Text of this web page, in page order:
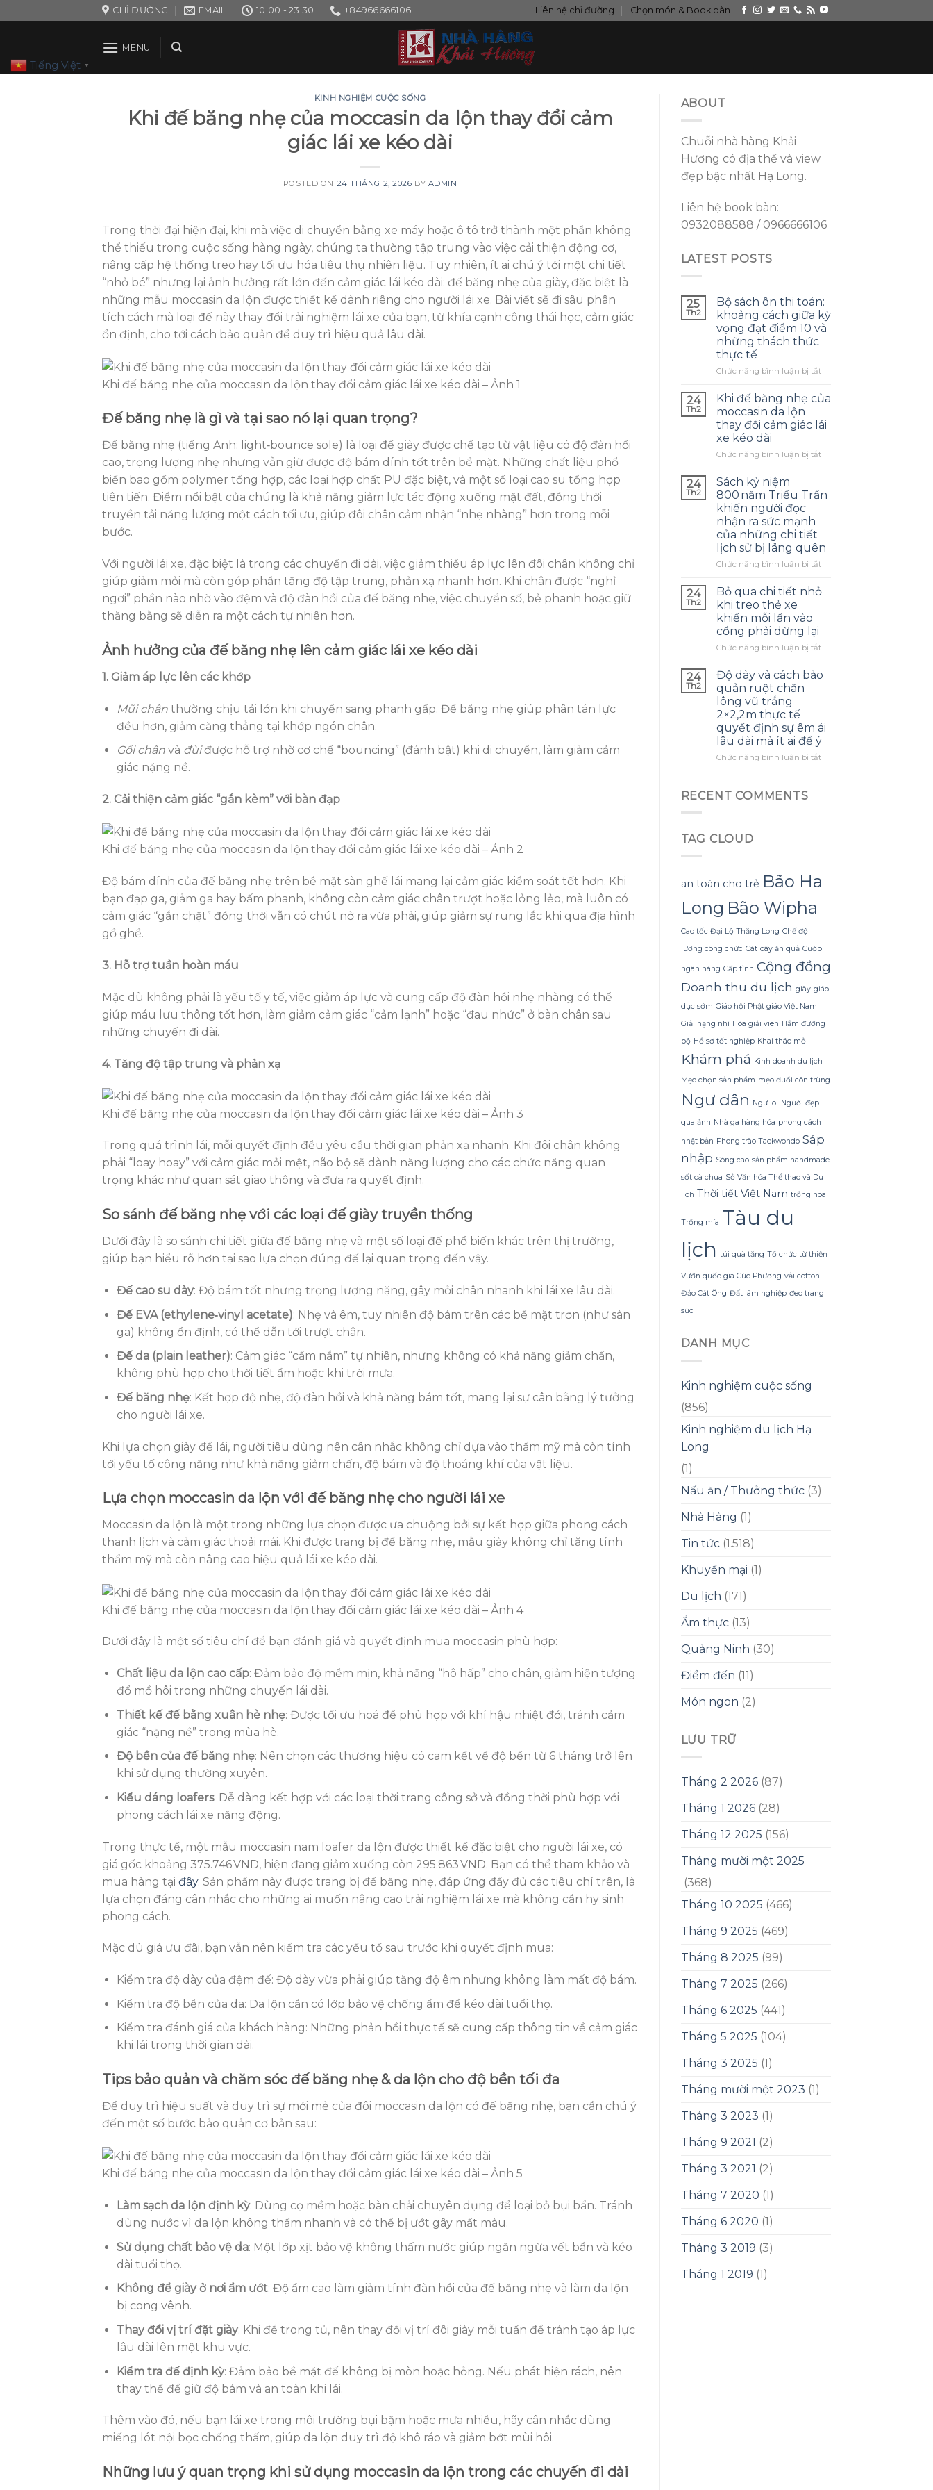
to
CHỈ ĐƯỜNG EMAIL 10:00 - 23:30 +84966666106 Liên hệ chỉ đường Chọn món & Book bàn
MENU
KINH NGHIỆM CUỘC SỐNG
Khi đế băng nhẹ của moccasin da lộn thay đổi cảm
giác lái xe kéo dài
POSTED ON 24 THÁNG 2, 2026 BY ADMIN
Trong thời đại hiện đại, khi mà việc di chuyển bằng xe máy hoặc ô tô trở thành một phần không
thể thiếu trong cuộc sống hàng ngày, chúng ta thường tập trung vào việc cải thiện động cơ,
nâng cấp hệ thống treo hay tối ưu hóa tiêu thụ nhiên liệu. Tuy nhiên, ít ai chú ý tới một chi tiết
“nhỏ bé” nhưng lại ảnh hưởng rất lớn đến cảm giác lái kéo dài: đế băng nhẹ của giày, đặc biệt là
những mẫu moccasin da lộn được thiết kế dành riêng cho người lái xe. Bài viết sẽ đi sâu phân
tích cách mà loại đế này thay đổi trải nghiệm lái xe của bạn, từ khía cạnh công thái học, cảm giác
ổn định, cho tới cách bảo quản để duy trì hiệu quả lâu dài.
Khi đế băng nhẹ của moccasin da lộn thay đổi cảm giác lái xe kéo dài – Ảnh 1
Đế băng nhẹ là gì và tại sao nó lại quan trọng?
Đế băng nhẹ (tiếng Anh: light‑bounce sole) là loại đế giày được chế tạo từ vật liệu có độ đàn hồi
cao, trọng lượng nhẹ nhưng vẫn giữ được độ bám dính tốt trên bề mặt. Những chất liệu phổ
biến bao gồm polymer tổng hợp, các loại hợp chất PU đặc biệt, và một số loại cao su tổng hợp
tiên tiến. Điểm nổi bật của chúng là khả năng giảm lực tác động xuống mặt đất, đồng thời
truyền tải năng lượng một cách tối ưu, giúp đôi chân cảm nhận “nhẹ nhàng” hơn trong mỗi
bước.
Với người lái xe, đặc biệt là trong các chuyến đi dài, việc giảm thiểu áp lực lên đôi chân không chỉ
giúp giảm mỏi mà còn góp phần tăng độ tập trung, phản xạ nhanh hơn. Khi chân được “nghỉ
ngơi” phần nào nhờ vào đệm và độ đàn hồi của đế băng nhẹ, việc chuyển số, bẻ phanh hoặc giữ
thăng bằng sẽ diễn ra một cách tự nhiên hơn.
Ảnh hưởng của đế băng nhẹ lên cảm giác lái xe kéo dài
1. Giảm áp lực lên các khớp
Mũi chânthường chịu tải lớn khi chuyển sang phanh gấp. Đế băng nhẹ giúp phân tán lực
đều hơn, giảm căng thẳng tại khớp ngón chân.
Gối chânvà đùiđược hỗ trợ nhờ cơ chế “bouncing” (đánh bật) khi di chuyển, làm giảm cảm
giác nặng nề.
2. Cải thiện cảm giác “gắn kèm” với bàn đạp
Khi đế băng nhẹ của moccasin da lộn thay đổi cảm giác lái xe kéo dài – Ảnh 2
Độ bám dính của đế băng nhẹ trên bề mặt sàn ghế lái mang lại cảm giác kiểm soát tốt hơn. Khi
bạn đạp ga, giảm ga hay bấm phanh, không còn cảm giác chân trượt hoặc lỏng lẻo, mà luôn có
cảm giác “gắn chặt” đồng thời vẫn có chút nở ra vừa phải, giúp giảm sự rung lắc khi qua địa hình
gồ ghề.
3. Hỗ trợ tuần hoàn máu
Mặc dù không phải là yếu tố y tế, việc giảm áp lực và cung cấp độ đàn hồi nhẹ nhàng có thể
giúp máu lưu thông tốt hơn, làm giảm cảm giác “cảm lạnh” hoặc “đau nhức” ở bàn chân sau
những chuyến đi dài.
4. Tăng độ tập trung và phản xạ
Khi đế băng nhẹ của moccasin da lộn thay đổi cảm giác lái xe kéo dài – Ảnh 3
Trong quá trình lái, mỗi quyết định đều yêu cầu thời gian phản xạ nhanh. Khi đôi chân không
phải “loay hoay” với cảm giác mỏi mệt, não bộ sẽ dành năng lượng cho các chức năng quan
trọng khác như quan sát giao thông và đưa ra quyết định.
So sánh đế băng nhẹ với các loại đế giày truyền thống
Dưới đây là so sánh chi tiết giữa đế băng nhẹ và một số loại đế phổ biến khác trên thị trường,
giúp bạn hiểu rõ hơn tại sao lựa chọn đúng đế lại quan trọng đến vậy.
Đế cao su dày: Độ bám tốt nhưng trọng lượng nặng, gây mỏi chân nhanh khi lái xe lâu dài.
Đế EVA (ethylene‑vinyl acetate): Nhẹ và êm, tuy nhiên độ bám trên các bề mặt trơn (như sàn
ga) không ổn định, có thể dẫn tới trượt chân.
Đế da (plain leather): Cảm giác “cầm nắm” tự nhiên, nhưng không có khả năng giảm chấn,
không phù hợp cho thời tiết ẩm hoặc khi trời mưa.
Đế băng nhẹ: Kết hợp độ nhẹ, độ đàn hồi và khả năng bám tốt, mang lại sự cân bằng lý tưởng
cho người lái xe.
Khi lựa chọn giày để lái, người tiêu dùng nên cân nhắc không chỉ dựa vào thẩm mỹ mà còn tính
tới yếu tố công năng như khả năng giảm chấn, độ bám và độ thoáng khí của vật liệu.
Lựa chọn moccasin da lộn với đế băng nhẹ cho người lái xe
Moccasin da lộn là một trong những lựa chọn được ưa chuộng bởi sự kết hợp giữa phong cách
thanh lịch và cảm giác thoải mái. Khi được trang bị đế băng nhẹ, mẫu giày không chỉ tăng tính
thẩm mỹ mà còn nâng cao hiệu quả lái xe kéo dài.
Khi đế băng nhẹ của moccasin da lộn thay đổi cảm giác lái xe kéo dài – Ảnh 4
Dưới đây là một số tiêu chí để bạn đánh giá và quyết định mua moccasin phù hợp:
Chất liệu da lộn cao cấp: Đảm bảo độ mềm mịn, khả năng “hô hấp” cho chân, giảm hiện tượng
đổ mồ hôi trong những chuyến lái dài.
Thiết kế đế bằng xuân hè nhẹ: Được tối ưu hoá để phù hợp với khí hậu nhiệt đới, tránh cảm
giác “nặng nề” trong mùa hè.
Độ bền của đế băng nhẹ: Nên chọn các thương hiệu có cam kết về độ bền từ 6 tháng trở lên
khi sử dụng thường xuyên.
Kiểu dáng loafers: Dễ dàng kết hợp với các loại thời trang công sở và đồng thời phù hợp với
phong cách lái xe năng động.
Trong thực tế, một mẫu moccasin nam loafer da lộn được thiết kế đặc biệt cho người lái xe, có
giá gốc khoảng 375.746 VND, hiện đang giảm xuống còn 295.863 VND. Bạn có thể tham khảo và
mua hàng tại đây. Sản phẩm này được trang bị đế băng nhẹ, đáp ứng đầy đủ các tiêu chí trên, là
lựa chọn đáng cân nhắc cho những ai muốn nâng cao trải nghiệm lái xe mà không cần hy sinh
phong cách.
Mặc dù giá ưu đãi, bạn vẫn nên kiểm tra các yếu tố sau trước khi quyết định mua:
Kiểm tra độ dày của đệm đế: Độ dày vừa phải giúp tăng độ êm nhưng không làm mất độ bám.
Kiểm tra độ bền của da: Da lộn cần có lớp bảo vệ chống ẩm để kéo dài tuổi thọ.
Kiểm tra đánh giá của khách hàng: Những phản hồi thực tế sẽ cung cấp thông tin về cảm giác
khi lái trong thời gian dài.
Tips bảo quản và chăm sóc đế băng nhẹ & da lộn cho độ bền tối đa
Để duy trì hiệu suất và duy trì sự mới mẻ của đôi moccasin da lộn có đế băng nhẹ, bạn cần chú ý
đến một số bước bảo quản cơ bản sau:
Khi đế băng nhẹ của moccasin da lộn thay đổi cảm giác lái xe kéo dài – Ảnh 5
Làm sạch da lộn định kỳ: Dùng cọ mềm hoặc bàn chải chuyên dụng để loại bỏ bụi bẩn. Tránh
dùng nước vì da lộn không thấm nhanh và có thể bị ướt gây mất màu.
Sử dụng chất bảo vệ da: Một lớp xịt bảo vệ không thấm nước giúp ngăn ngừa vết bẩn và kéo
dài tuổi thọ.
Không để giày ở nơi ẩm ướt: Độ ẩm cao làm giảm tính đàn hồi của đế băng nhẹ và làm da lộn
bị cong vênh.
Thay đổi vị trí đặt giày: Khi để trong tủ, nên thay đổi vị trí đôi giày mỗi tuần để tránh tạo áp lực
lâu dài lên một khu vực.
Kiểm tra đế định kỳ: Đảm bảo bề mặt đế không bị mòn hoặc hỏng. Nếu phát hiện rách, nên
thay thế để giữ độ bám và an toàn khi lái.
Thêm vào đó, nếu bạn lái xe trong môi trường bụi bặm hoặc mưa nhiều, hãy cân nhắc dùng
miếng lót nội bọc chống thấm, giúp da lộn duy trì độ khô ráo và giảm bớt mùi hôi.
Những lưu ý quan trọng khi sử dụng moccasin da lộn trong các chuyến đi dài
ABOUT
Chuỗi nhà hàng Khải
Hương có địa thế và view
đẹp bậc nhất Hạ Long.
Liên hệ book bàn:
0932088588 / 0966666106
LATEST POSTS
25
Th2
Bộ sách ôn thi toán:
khoảng cách giữa kỳ
vọng đạt điểm 10 và
những thách thức
thực tế
Chức năng bình luận bị tắtở
sách
ôn
thi
toán:
cách
đạt
những
tế
24
Th2
Khi đế băng nhẹ của
moccasin da lộn
thay đổi cảm giác lái
xe kéo dài
Chức năng bình luận bị tắtở
nhẹ
lộn
giác
24
Th2
Sách kỷ niệm
800 năm Triều Trần
khiến người đọc
nhận ra sức mạnh
của những chi tiết
lịch sử bị lãng quên
Chức năng bình luận bị tắtở
niệm
khiến
nhận
của
những
24
Th2
Bỏ qua chi tiết nhỏ
khi treo thẻ xe
khiến mỗi lần vào
cổng phải dừng lại
Chức năng bình luận bị tắtở
qua
chi
treo
thẻ
24
Th2
Độ dày và cách bảo
quản ruột chăn
lông vũ trắng
2×2,2m thực tế
quyết định sự êm ái
lâu dài mà ít ai để ý
Chức năng bình luận bị tắtở
trắng
định
êm
lâu
ít
ý
RECENT COMMENTS
TAG CLOUD
an toàn cho trẻ Bão Ha
Long Bão Wipha
Cao tốc Đại Lộ Thăng Long Chế độ
lương công chức Cát cây ăn quả Cướp
ngân hàng Cấp tỉnh Cộng đồng
Doanh thu du lịch giày giáo
dục sớm Giáo hội Phật giáo Việt Nam
Giải hạng nhì Hòa giải viên Hầm đường
bộ Hồ sơ tốt nghiệp Khai thác mỏ
Khám phá Kinh doanh du lịch
Mẹo chọn sản phẩm mẹo đuổi côn trùng
Ngư dân Ngư lôi Người đẹp
qua ảnh Nhà ga hàng hóa phong cách
nhật bản Phong trào Taekwondo Sáp
nhập Sóng cao sản phẩm handmade
sốt cà chua Sở Văn hóa Thể thao và Du
lịch Thời tiết Việt Nam trồng hoa
Trồng mía Tàu du
lịch túi quà tặng Tổ chức từ thiện
Vườn quốc gia Cúc Phương vải cotton
Đảo Cát Ông Đất lâm nghiệp đeo trang
sức
DANH MỤC
Kinh nghiệm cuộc sống
(856)
Kinh nghiệm du lịch Hạ
Long
(1)
Nấu ăn / Thưởng thức(3)
Nhà Hàng (1)
Tin tức(1.518)
Khuyến mại (1)
Du lịch (171)
Ẩm thực(13)
Quảng Ninh (30)
Điểm đến (11)
Món ngon (2)
LƯU TRỮ
Tháng 2 2026(87)
Tháng 1 2026(28)
Tháng 12 2025 (156)
Tháng mười một 2025
(368)
Tháng 10 2025 (466)
Tháng 9 2025 (469)
Tháng 8 2025 (99)
Tháng 7 2025 (266)
Tháng 6 2025 (441)
Tháng 5 2025 (104)
Tháng 3 2025 (1)
Tháng mười một 2023 (1)
Tháng 3 2023 (1)
Tháng 9 2021 (2)
Tháng 3 2021 (2)
Tháng 7 2020 (1)
Tháng 6 2020 (1)
Tháng 3 2019 (3)
Tháng 1 2019 (1)
Tiếng Việt ▼